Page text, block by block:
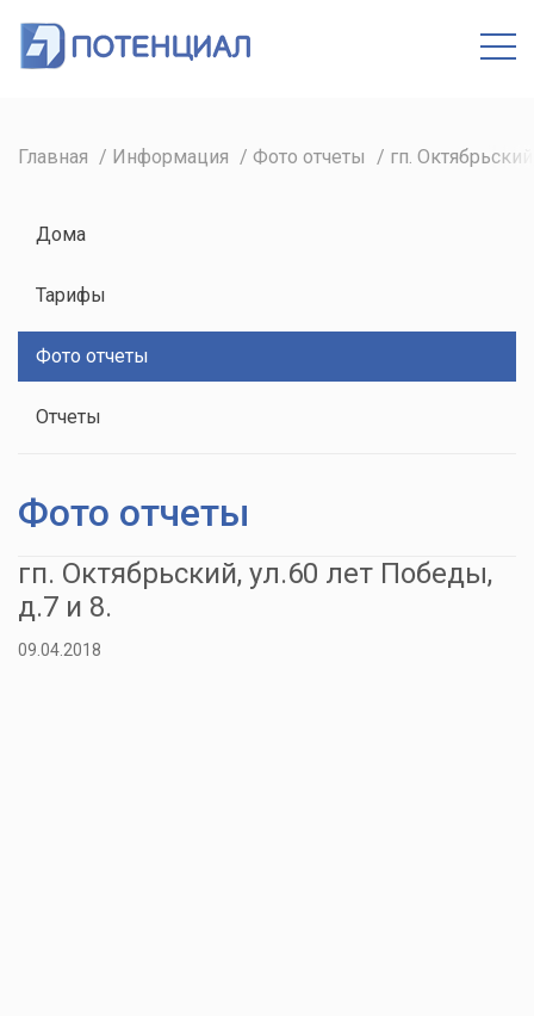
Главная Информация Фото отчеты гп.
Дома
Тарифы
Фото отчеты
Отчеты
Фото отчеты
гп. Октябрьский, ул.60 лет Победы,
д.7 и 8.
09.04.2018